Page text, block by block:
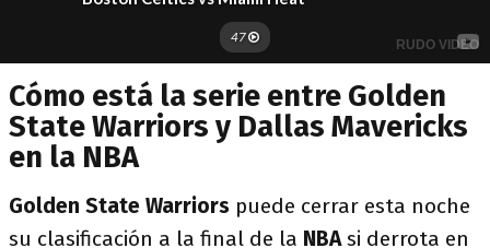
Cómo está la serie entre Golden
State Warriors y Dallas Mavericks
en la NBA
Golden State Warriors puede cerrar esta noche
su clasificación a la final de la NBAsi derrota en